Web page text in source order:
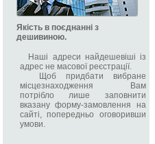
Якість в поєднанні з
дешивиною.
Наші адреси найдешевіші із
адрес не масової реєстрації.
Щоб придбати вибране
місцезнаходження Вам
потрібло лише заповнити
вказану форму-замовлення на
сайті, попередньо оговоривши
умови.